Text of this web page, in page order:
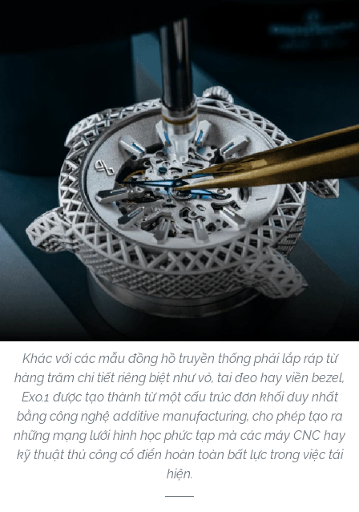
Khác với các mẫu đồng hồ truyền thống phải lắp ráp từ
hàng trăm chi tiết riêng biệt như vỏ, tai đeo hay viền bezel,
Exo.1 được tạo thành từ một cấu trúc đơn khối duy nhất
bằng công nghệ additive manufacturing, cho phép tạo ra
những mạng lưới hình học phức tạp mà các máy CNC hay
kỹ thuật thủ công cổ điển hoàn toàn bất lực trong việc tái
hiện.